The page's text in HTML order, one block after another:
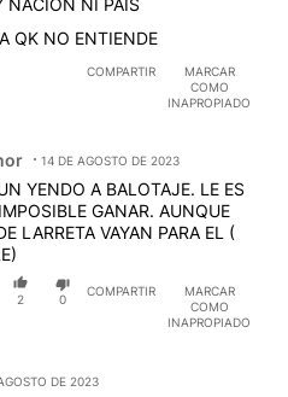
QK NO ENTIENDE
COMPARTIR
MARCAR
COMO
INAPROPIADO
O Connor.
14 DE AGOSTO DE 2023
YENDO A BALOTAJE. LE ES
GANAR. AUNQUE
LARRETA VAYAN PARA EL (
2 0
COMPARTIR
MARCAR
COMO
INAPROPIADO
DE 2023